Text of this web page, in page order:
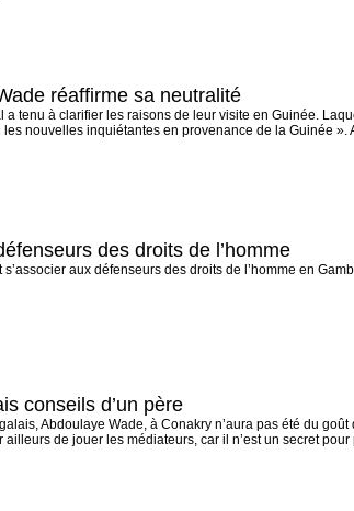
réaffirme sa neutralité
a tenu à clarifier les raisons de leur visite en Guinée.
nouvelles inquiétantes en provenance de la Guinée
des droits de l’homme
aux défenseurs des droits de l’homme en
conseils d’un père
Abdoulaye Wade, à Conakry n’aura pas été du
de jouer les médiateurs, car il n’est un secret